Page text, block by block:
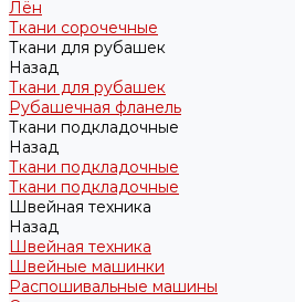
Лён
Ткани сорочечные
Ткани для рубашек
Назад
Ткани для рубашек
Рубашечная фланель
Ткани подкладочные
Назад
Ткани подкладочные
Ткани подкладочные
Швейная техника
Назад
Швейная техника
Швейные машинки
Распошивальные машины